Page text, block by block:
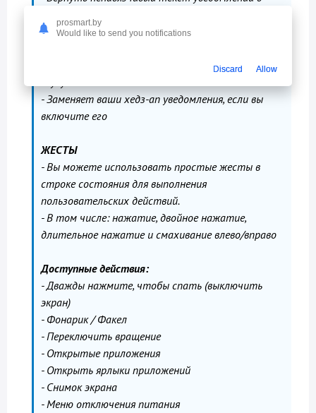
- При поступлении нового уведомления оно будет
- Стиль можно полностью настроить по своему
- Заменяет ваши хедз-ап уведомления, если вы
включите его
ЖЕСТЫ
- Вы можете использовать простые жесты в
строке состояния для выполнения
пользовательских действий.
- В том числе: нажатие, двойное нажатие,
длительное нажатие и смахивание влево/вправо
Доступные действия:
- Дважды нажмите, чтобы спать (выключить
экран)
- Фонарик / Факел
- Переключить вращение
- Открытые приложения
- Открыть ярлыки приложений
- Снимок экрана
- Меню отключения питания
prosmart.by
Would like to send you notifications
Discard Allow